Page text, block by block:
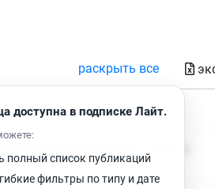
раскрыть все
Время чтения
доступна в подписке Лайт.
полный список публикаций
фильтры по типу и дате